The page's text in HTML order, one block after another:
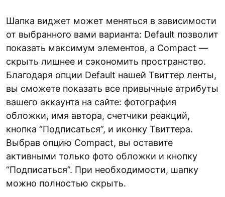
Шапка виджет может меняться в зависимости
от выбранного вами варианта: Default позволит
показать максимум элементов, а Compact —
скрыть лишнее и сэкономить пространство.
Благодаря опции Default нашей Твиттер ленты,
вы сможете показать все привычные атрибуты
вашего аккаунта на сайте: фотография
обложки, имя автора, счетчики реакций,
кнопка “Подписаться”, и иконку Твиттера.
Выбрав опцию Compact, вы оставите
активными только фото обложки и кнопку
“Подписаться”. При необходимости, шапку
можно полностью скрыть.